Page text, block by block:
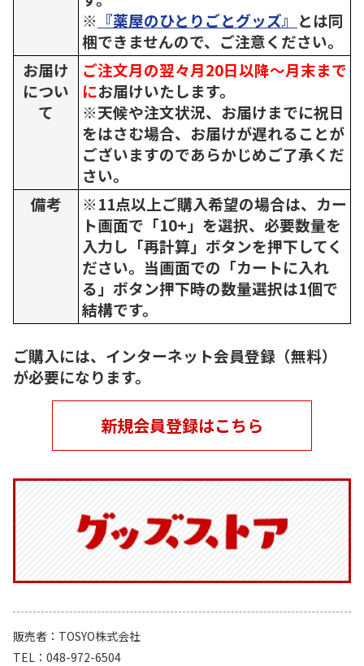
※ 『薬屋のひとりごとグッズ』 とは同
梱できませんので、ご注意ください。
お届け
につい
て
ご注文月の翌々月20日以降～月末まで
にお届けいたします。
※天候や注文状況、お届けまでに祝日
をはさむ場合、お届けが遅れることが
ございますのであらかじめご了承くだ
さい。
備考
※11点以上ご購入希望の場合は、カー
ト画面で「10+」を選択、必要数量を
入力し「再計算」ボタンを押下してく
ださい。当画面での「カートに入れ
る」ボタン押下時の数量選択は1個で
結構です。
ご購入には、インターネット会員登録（無料）
が必要になります。
新規会員登録はこちら
販売者
TOSYO株式会社
TEL
048-972-6504